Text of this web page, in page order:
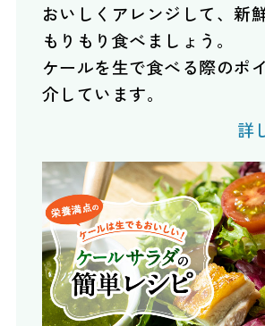
おいしくアレンジして、新
もりもり食べましょう。
ケールを生で食べる際のポ
介しています。
詳